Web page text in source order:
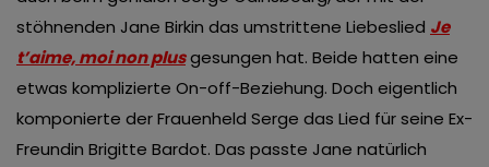
stöhnenden Jane Birkin das umstrittene Liebeslied Je
t’aime, moi non plusgesungen hat. Beide hatten eine
etwas komplizierte On-off-Beziehung. Doch eigentlich
komponierte der Frauenheld Serge das Lied für seine Ex-
Freundin Brigitte Bardot. Das passte Jane natürlich